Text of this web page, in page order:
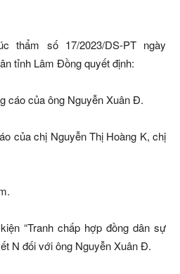
thẩm số 17/2023/DS-PT ngày
tỉnh Lâm Đồng quyết định:
cáo của ông Nguyễn Xuân Đ.
của chị Nguyễn Thị Hoàng K, chị
“Tranh chấp hợp đồng dân sự
N đối với ông Nguyễn Xuân Đ.